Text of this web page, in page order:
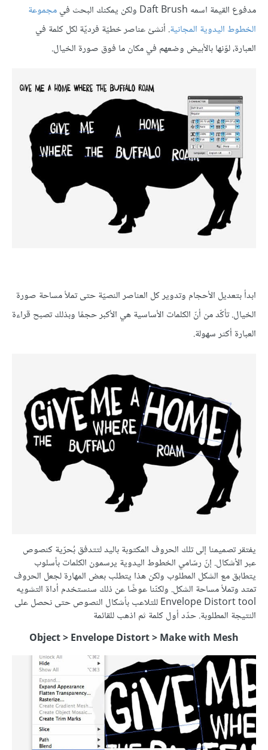
مدفوع القيمة اسمه Daft Brush ولكن يمكنك البحث في
مجموعة
الخطوط اليدوية المجانية. أنشئ عناصر خطيّة فرديّة لكل كلمة في
العبارة، لوّنها بالأبيض وضعهم في مكان ما فوق صورة الخيال.
ابدأ بتعديل الأحجام وتدوير كل العناصر النصيّة حتى تملأ مساحة صورة
الخيال. تأكّد من أنّ الكلمات الأساسية هي الأكبر حجمًا وبذلك تصبح قراءة
العبارة أكثر سهولة.
يفتقر تصميمنا إلى تلك الحروف المكتوبة باليد لتتدفق بُحرّية كنصوص
عبر الأشكال. إنّ رسّامي الخطوط اليدوية يرسمون الكلمات بأسلوب
يتطابق مع الشكل المطلوب ولكن هذا يتطلب بعض المهارة لجعل الحروف
تمتد وتملأ مساحة الشكل. ولكنّنا عوضًا عن ذلك سنستخدم أداة التشويه
Envelope Distort tool للتلاعب بأشكال النصوص حتى نحصل على
النتيجة المطلوبة. حدّد أول كلمة ثم اذهب للقائمة
Object > Envelope Distort > Make with Mesh